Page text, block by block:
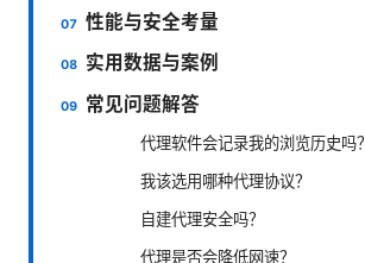
性能与安全考量
实用数据与案例
常见问题解答
代理软件会记录我的浏览历史吗？
我该选用哪种代理协议？
自建代理安全吗？
代理是否会降低网速？